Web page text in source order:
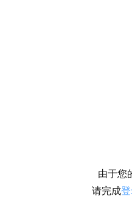
由于您
请完成